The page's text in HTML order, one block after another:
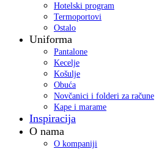
Hotelski program
Termoportovi
Ostalo
Uniforma
Pantalone
Kecelje
Košulje
Obuća
Novčanici i folderi za račune
Kape i marame
Inspiracija
O nama
O kompaniji